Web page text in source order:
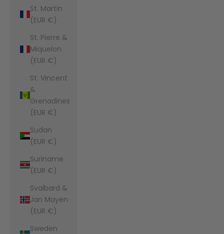
St. Martin
(EUR €)
St. Pierre &
Miquelon
(EUR €)
St. Vincent
&
Grenadines
(EUR €)
Sudan
(EUR €)
Suriname
(EUR €)
Svalbard &
Jan Mayen
(EUR €)
Sweden